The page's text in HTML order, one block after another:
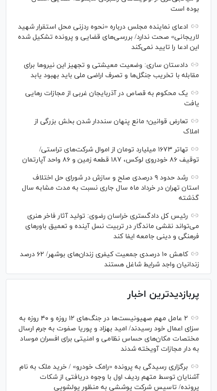
بوده است
ادعای نماینده مجلس درباره «نحوه ردزنی محل استقرار شهید
لاریجانی» صحت ندارد/ بررسی‌های قضایی و پرونده تشکیل شده
این ادعا را تایید نمی‌کند
دادستان ساری: وضعیت معیشتی و تجهیز این نیرو‌ها برای
مقابله با تخریب جنگل‌ها و تصرف اراضی ملی باید بهبود یابد
یک محکوم به قصاص در آذربایجان‌ غربی از مجازات رهایی
یافت
تعارض قوانین؛ مانع پنهان سنددار شدن بخش بزرگی از
املاک
تهاتر ۱۶۷۳ میلیارد تومان از اموال شرکت‌های تراستی/
توقیف ۸۶ خودروی لوکس، ۱۸۷ قطعه زمین و ۸۶ واحد آپارتمان
رشد حدود ۹ درصدی صلح و سازش در شورای حل اختلاف
استان تهران در خرداد ماه سال جاری نسبت به مدت مشابه سال
گذشته
رئیس کل دادگستری خراسان رضوی: تولید آثار فاخر هنری
می‌تواند نقشی ماندگار در تربیت نسل آینده و تعمیق باور‌های
فرهنگی و دینی جامعه ایفا کند
کاهش ۱۰ درصدی جمعیت کیفری زندان‌های بوشهر/ ۶۲ درصد
زندانیان واجد شرایط شاغل هستند
پربازدیدترین اخبار
۲ عامل مهم صهیونیست‌ها در جنگ‌های ۱۲ روزه و ۴۰ روزه به
سزای اعمال خود رسیدند/ امید بهزاد و پوریا صفوت به جرم ارسال
مختصات مکان‌های حساس نظامی و امنیتی برای افسران موساد
به دار مجازات آویخته شدند
برگزاری رسیدگی به پرونده «رامک خودرو» / خرید ملک به نام
آشنایان توسط متهم ردیف اول با وجوه دریافتی از شکات
پرونده/ تاسیس شرکت پوششی به منظور پولشویی